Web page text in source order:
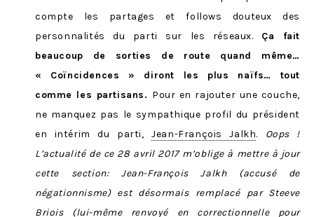
compte les partages et follows douteux des
personnalités du parti sur les réseaux. Ça fait
beaucoup de sorties de route quand même…
« Coïncidences » diront les plus naïfs… tout
comme les partisans. Pour en rajouter une couche,
ne manquez pas le sympathique profil du président
en intérim du parti,Jean-François Jalkh. Oops !
L’actualité de ce 28 avril 2017 m’oblige à mettre à jour
cette section: Jean-François Jalkh (accusé de
négationnisme) est désormais remplacé par Steeve
Briois (lui-même renvoyé en correctionnelle pour